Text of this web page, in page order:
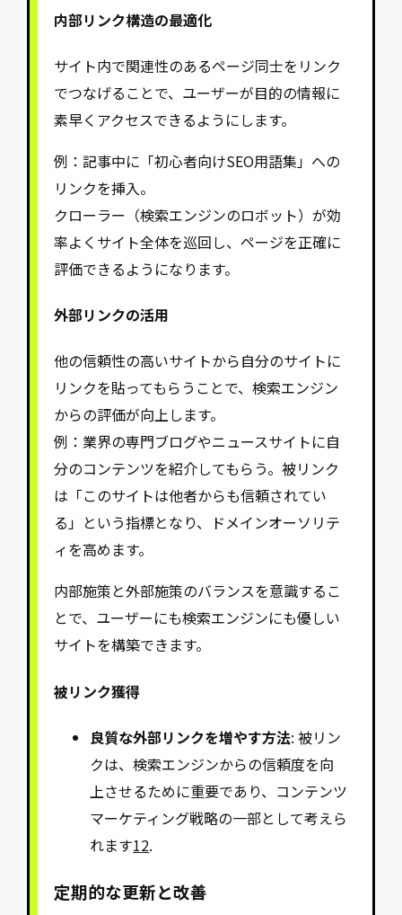
内部リンク構造の最適化
サイト内で関連性のあるページ同士をリンク
でつなげることで、ユーザーが目的の情報に
素早くアクセスできるようにします。
例：記事中に「初心者向けSEO用語集」への
リンクを挿入。
クローラー（検索エンジンのロボット）が効
率よくサイト全体を巡回し、ページを正確に
評価できるようになります。
外部リンクの活用
他の信頼性の高いサイトから自分のサイトに
リンクを貼ってもらうことで、検索エンジン
からの評価が向上します。
例：業界の専門ブログやニュースサイトに自
分のコンテンツを紹介してもらう。被リンク
は「このサイトは他者からも信頼されてい
る」という指標となり、ドメインオーソリテ
ィを高めます。
内部施策と外部施策のバランスを意識するこ
とで、ユーザーにも検索エンジンにも優しい
サイトを構築できます。
被リンク獲得
良質な外部リンクを増やす方法: 被リン
クは、検索エンジンからの信頼度を向
上させるために重要であり、コンテンツ
マーケティング戦略の一部として考えら
れます12.
定期的な更新と改善